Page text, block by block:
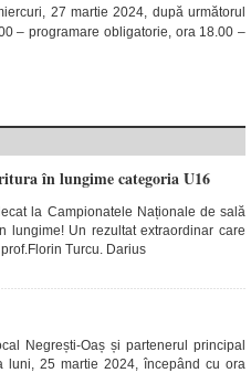
27 martie 2024, după următorul
– programare obligatorie, ora 18.00 –
în lungime categoria U16
la Campionatele Naționale de sală
lungime! Un rezultat extraordinar care
Turcu. Darius
Negrești-Oaș și partenerul principal
luni, 25 martie 2024, începând cu ora